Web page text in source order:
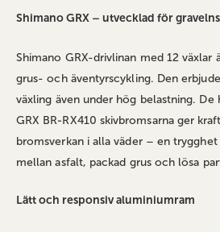
Shimano GRX – utvecklad för
Shimano GRX-drivlinan med 12 växlar
grus- och äventyrscykling. Den
växling även under hög belastning. De
GRX BR‑RX410 skivbromsarna ger
bromsverkan i alla väder – en
mellan asfalt, packad grus och lösa
Lätt och responsiv aluminiumram